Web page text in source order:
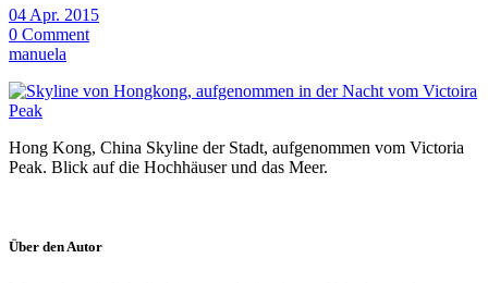
04 Apr. 2015
0 Comment
manuela
Hong Kong, China Skyline der Stadt, aufgenommen vom Victoria
Peak. Blick auf die Hochhäuser und das Meer.
Über den Autor